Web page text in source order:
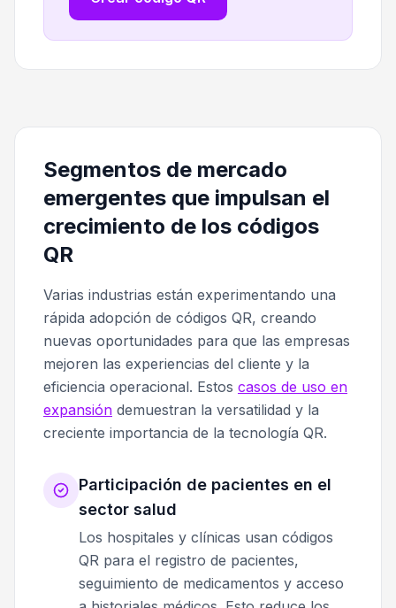
Segmentos de mercado
emergentes que impulsan el
crecimiento de los códigos
QR
Varias industrias están experimentando una
rápida adopción de códigos QR, creando
nuevas oportunidades para que las empresas
mejoren las experiencias del cliente y la
eficiencia operacional. Estos casos de uso en
expansión demuestran la versatilidad y la
creciente importancia de la tecnología QR.
Participación de pacientes en el
sector salud
Los hospitales y clínicas usan códigos
QR para el registro de pacientes,
seguimiento de medicamentos y acceso